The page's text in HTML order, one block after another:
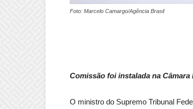
Foto: Marcelo Camargo/Agência Brasil
Comissão foi instalada na
O ministro do Supremo Tribunal